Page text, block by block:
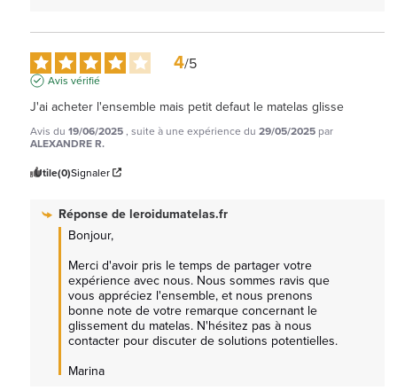
4/5
Avis vérifié
J'ai acheter l'ensemble mais petit defaut le matelas glisse
Avis du 19/06/2025, suite à une expérience du 29/05/2025 par
ALEXANDRE R.
Utile(0)Signaler
Réponse deleroidumatelas.fr
Bonjour,
Merci d'avoir pris le temps de partager votre
expérience avec nous. Nous sommes ravis que
vous appréciez l'ensemble, et nous prenons
bonne note de votre remarque concernant le
glissement du matelas. N'hésitez pas à nous
contacter pour discuter de solutions potentielles.
Marina